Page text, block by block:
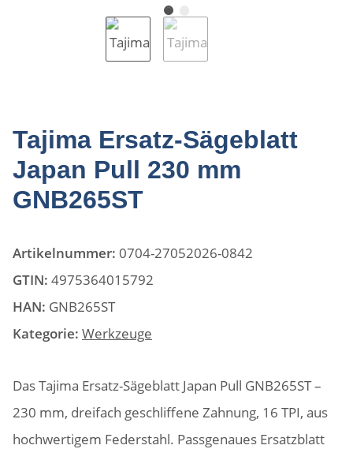
Tajima Ersatz-Sägeblatt
Japan Pull 230 mm
GNB265ST
Artikelnummer: 0704-27052026-0842
GTIN: 4975364015792
HAN: GNB265ST
Kategorie: Werkzeuge
Das Tajima Ersatz-Sägeblatt Japan Pull GNB265ST –
230 mm, dreifach geschliffene Zahnung, 16 TPI, aus
hochwertigem Federstahl. Passgenaues Ersatzblatt